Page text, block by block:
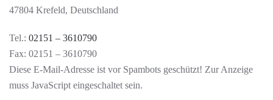
47804 Krefeld, Deutschland
Tel.: 02151 – 3610790
Fax: 02151 – 3610790
Diese E-Mail-Adresse ist vor Spambots geschützt! Zur Anzeige
muss JavaScript eingeschaltet sein.